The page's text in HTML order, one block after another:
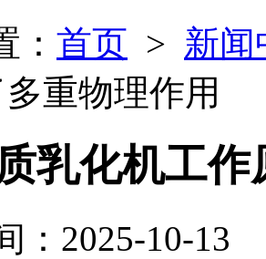
： 首页 > 新闻
重物理作用
乳化机工
：2025-10-